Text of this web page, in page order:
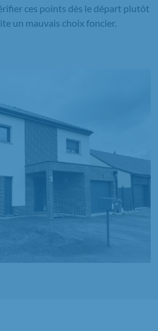
ces points dès le départ plutôt
un mauvais choix foncier.